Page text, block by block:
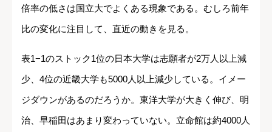
倍率の低さは国立大でよくある現象である。むしろ前年
比の変化に注目して、直近の動きを見る。
表1−1のストック1位の日本大学は志願者が2万人以上減
少、4位の近畿大学も5000人以上減少している。イメー
ジダウンがあるのだろうか。東洋大学が大きく伸び、明
治、早稲田はあまり変わっていない。立命館は約4000人